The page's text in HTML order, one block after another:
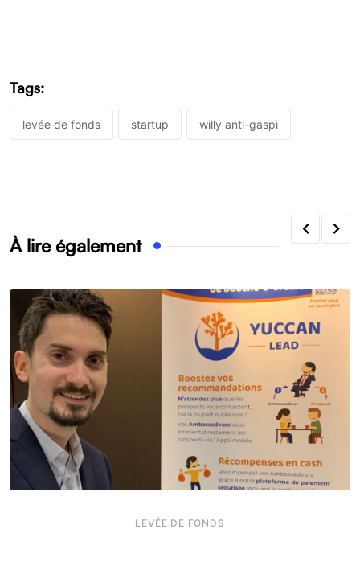
Tags:
levée de fonds startup willy anti-gaspi
À lire également
LEVÉE DE FONDS